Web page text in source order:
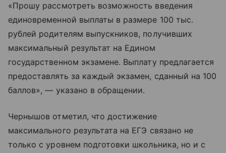
«Прошу рассмотреть возможность введения
единовременной выплаты в размере 100 тыс.
рублей родителям выпускников, получивших
максимальный результат на Едином
государственном экзамене. Выплату предлагается
предоставлять за каждый экзамен, сданный на 100
баллов», — указано в обращении.
Чернышов отметил, что достижение
максимального результата на ЕГЭ связано не
только с уровнем подготовки школьника, но и с